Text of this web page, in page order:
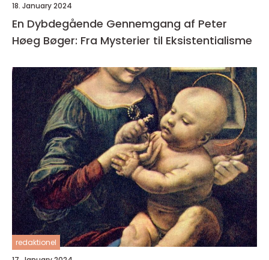
18. January 2024
En Dybdegående Gennemgang af Peter
Høeg Bøger: Fra Mysterier til Eksistentialisme
redaktionel